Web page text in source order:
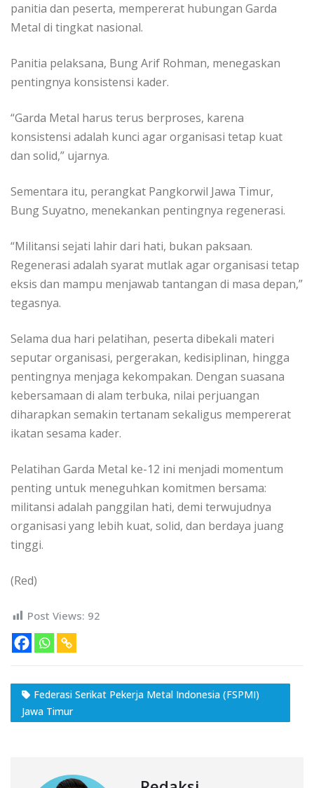
panitia dan peserta, mempererat hubungan Garda
Metal di tingkat nasional.
Panitia pelaksana, Bung Arif Rohman, menegaskan
pentingnya konsistensi kader.
“Garda Metal harus terus berproses, karena
konsistensi adalah kunci agar organisasi tetap kuat
dan solid,” ujarnya.
Sementara itu, perangkat Pangkorwil Jawa Timur,
Bung Suyatno, menekankan pentingnya regenerasi.
“Militansi sejati lahir dari hati, bukan paksaan.
Regenerasi adalah syarat mutlak agar organisasi tetap
eksis dan mampu menjawab tantangan di masa depan,”
tegasnya.
Selama dua hari pelatihan, peserta dibekali materi
seputar organisasi, pergerakan, kedisiplinan, hingga
pentingnya menjaga kekompakan. Dengan suasana
kebersamaan di alam terbuka, nilai perjuangan
diharapkan semakin tertanam sekaligus mempererat
ikatan sesama kader.
Pelatihan Garda Metal ke-12 ini menjadi momentum
penting untuk meneguhkan komitmen bersama:
militansi adalah panggilan hati, demi terwujudnya
organisasi yang lebih kuat, solid, dan berdaya juang
tinggi.
(Red)
Post Views: 92
Federasi Serikat Pekerja Metal Indonesia (FSPMI)
Jawa Timur